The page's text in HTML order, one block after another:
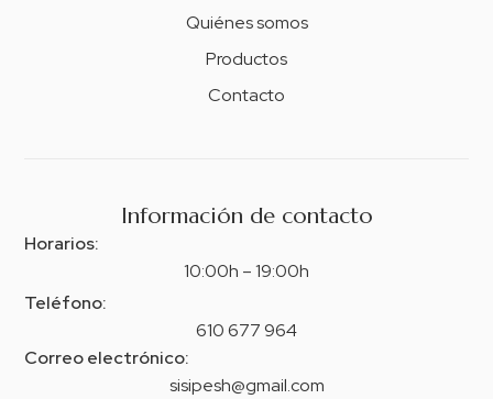
Quiénes somos
Productos
Contacto
Información de contacto
Horarios:
10:00h – 19:00h
Teléfono:
610 677 964
Correo electrónico:
sisipesh@gmail.com